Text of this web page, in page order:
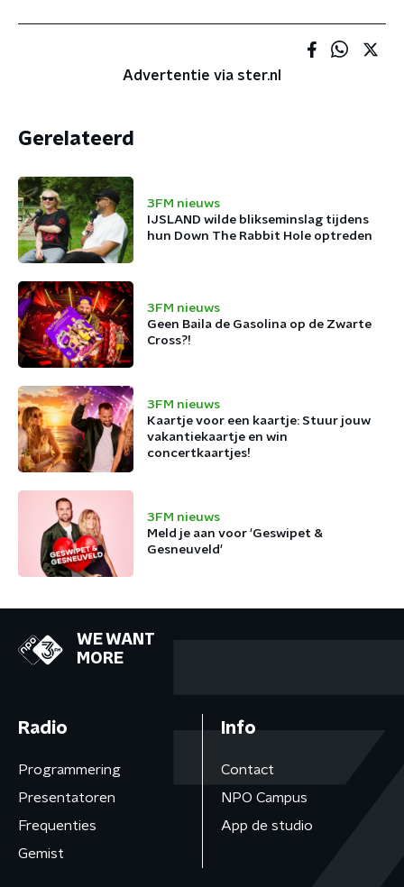
Advertentie via ster.nl
Gerelateerd
3FM nieuws
IJSLAND wilde blikseminslag tijdens
hun Down The Rabbit Hole optreden
3FM nieuws
Geen Baila de Gasolina op de Zwarte
Cross?!
3FM nieuws
Kaartje voor een kaartje: Stuur jouw
vakantiekaartje en win
concertkaartjes!
3FM nieuws
Meld je aan voor 'Geswipet &
Gesneuveld'
WE WANT
MORE
Radio
Programmering
Presentatoren
Frequenties
Gemist
Info
Contact
NPO Campus
App de studio